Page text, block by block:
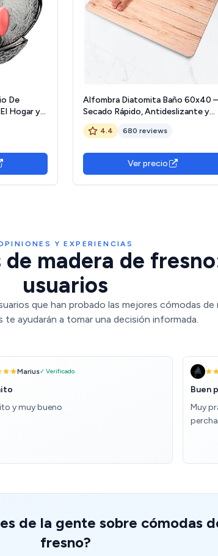
De
Hogar y
Las
Alfombra Diatomita Baño 60x40 –
Secado Rápido, Antideslizante y
Antibacteriana – Alfombrilla Piedra
Diatomita Super Absorbente –
Mat (Fresno Wood)
4.4 680 reviews
Ver precio
Y EXPERIENCIAS
madera de
usuarios
que han probado las mejores cómodas de
te ayudarán a tomar una decisión informada.
Marius✓ Verificado
y muy bueno
Buen
Muy
de la gente sobre cómodas
fresno?